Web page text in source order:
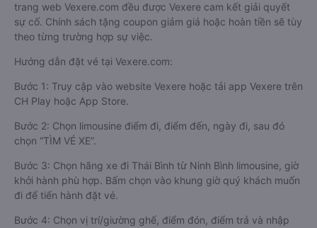
trang web Vexere.com đều được Vexere cam kết giải quyết
sự cố. Chính sách tặng coupon giảm giá hoặc hoàn tiền sẽ tùy
theo từng trường hợp sự việc.
Hướng dẫn đặt vé tại Vexere.com:
Bước 1: Truy cập vào website Vexere hoặc tải app Vexere trên
CH Play hoặc App Store.
Bước 2: Chọn limousine điểm đi, điểm đến, ngày đi, sau đó
chọn “TÌM VÉ XE”.
Bước 3: Chọn hãng xe đi Thái Bình từ Ninh Bình limousine, giờ
khởi hành phù hợp. Bấm chọn vào khung giờ quý khách muốn
đi để tiến hành đặt vé.
Bước 4: Chọn vị trí/giường ghế, điểm đón, điểm trả và nhập